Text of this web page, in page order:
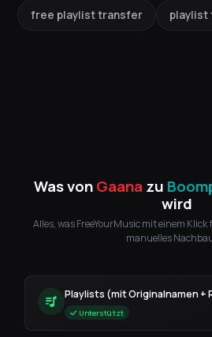
free playlist transfer playlist
Was vonGaana zu
wird
Alles, was FreeYourMusic mit einem
manuelles
Playlists (mit Originalnamen +
Unterstützt